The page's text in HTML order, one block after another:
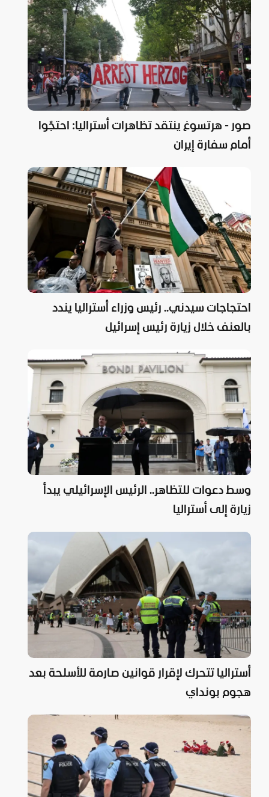
صور - هرتسوغ ينتقد تظاهرات أستراليا: احتجّوا
أمام سفارة إيران
احتجاجات سيدني.. رئيس وزراء أستراليا يندد
بالعنف خلال زيارة رئيس إسرائيل
وسط دعوات للتظاهر.. الرئيس الإسرائيلي يبدأ
زيارة إلى أستراليا
أستراليا تتحرك لإقرار قوانين صارمة للأسلحة بعد
هجوم بونداي